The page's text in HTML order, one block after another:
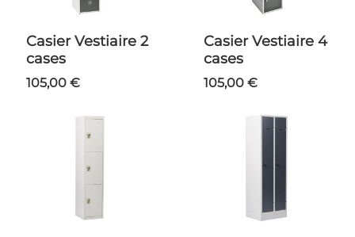
Casier Vestiaire 2
cases
105,00 €
Casier Vestiaire 4
cases
105,00 €